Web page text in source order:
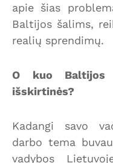
apie šias
Baltijos šalims,
realių sprendimų.
O kuo
išskirtinės?
Kadangi savo
darbo tema
vadybos